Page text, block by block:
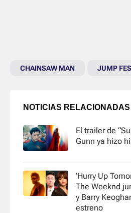
CHAINSAW MAN JUMP
NOTICIAS RELACIONADAS
El trailer de
Gunn ya hizo
‘Hurry Up
The Weeknd
y Barry
estreno